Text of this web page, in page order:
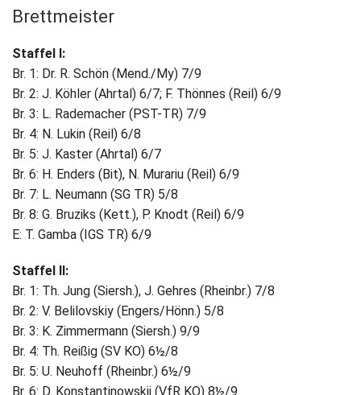
Brettmeister
Staffel I:
Br. 1: Dr. R. Schön (Mend./My) 7/9
Br. 2: J. Köhler (Ahrtal) 6/7; F. Thönnes (Reil) 6/9
Br. 3: L. Rademacher (PST-TR) 7/9
Br. 4: N. Lukin (Reil) 6/8
Br. 5: J. Kaster (Ahrtal) 6/7
Br. 6: H. Enders (Bit), N. Murariu (Reil) 6/9
Br. 7: L. Neumann (SG TR) 5/8
Br. 8: G. Bruziks (Kett.), P. Knodt (Reil) 6/9
E: T. Gamba (IGS TR) 6/9
Staffel II:
Br. 1: Th. Jung (Siersh.), J. Gehres (Rheinbr.) 7/8
Br. 2: V. Belilovskiy (Engers/Hönn.) 5/8
Br. 3: K. Zimmermann (Siersh.) 9/9
Br. 4: Th. Reißig (SV KO) 6½/8
Br. 5: U. Neuhoff (Rheinbr.) 6½/9
Br. 6: D. Konstantinowskij (VfR KO) 8½/9